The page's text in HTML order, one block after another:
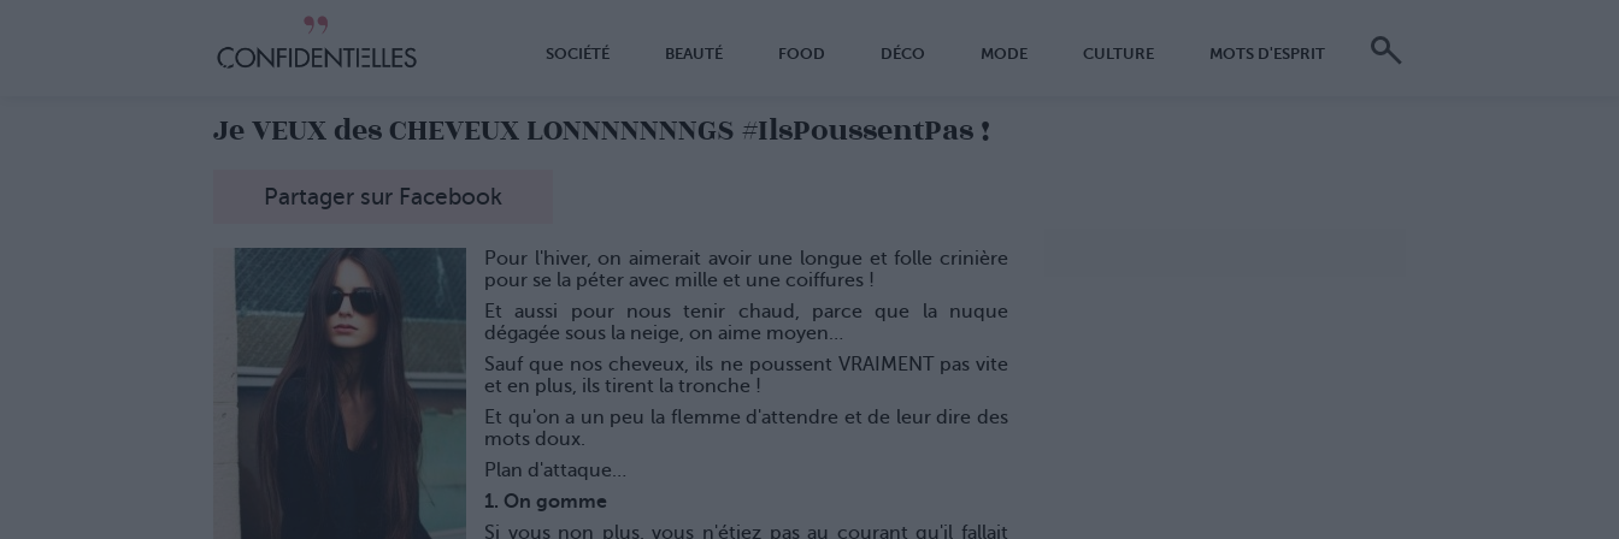
SOCIÉTÉ BEAUTÉ FOOD DÉCO MODE CULTURE MOTS D'ESPRIT
Je VEUX des CHEVEUX LONNNNNNNGS #IlsPoussentPas !
Partager sur Facebook
Pour l'hiver, on aimerait avoir une longue et folle crinière
pour se la péter avec mille et une coiffures !
Et aussi pour nous tenir chaud, parce que la nuque
dégagée sous la neige, on aime moyen…
Sauf que nos cheveux, ils ne poussent VRAIMENT pas vite
et en plus, ils tirent la tronche !
Et qu'on a un peu la flemme d'attendre et de leur dire des
mots doux.
Plan d'attaque…
1. On gomme
Si vous non plus, vous n'étiez pas au courant qu'il fallait